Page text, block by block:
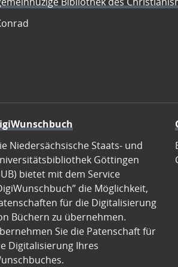
Niedersächsische Staats- und
Göttingen
bietet mit dem Service
die Möglichkeit,
für die Digitalisierung
Büchern zu übernehmen.
Sie die Patenschaft für
Digitalisierung Ihres